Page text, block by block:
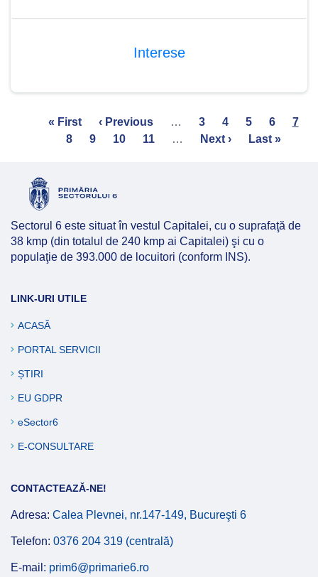
Interese
Pagination
First
page
« First
Previous
page
‹ Previous … Page
3 Page
4 Page
5 Page
6
7
Page
8 Page
9 Page
10 Page
11 …
Next
Next ›
Last
Last »
Sectorul 6 este situat în vestul Capitalei, cu o suprafaţă de
38 kmp (din totalul de 240 kmp ai Capitalei) şi cu o
populaţie de 393.000 de locuitori (conform INS).
LINK-URI UTILE
ACASĂ
PORTAL SERVICII
ȘTIRI
EU GDPR
eSector6
E-CONSULTARE
CONTACTEAZĂ-NE!
Adresa: Calea Plevnei, nr.147-149, Bucureşti 6
Telefon: 0376 204 319 (centrală)
E-mail: prim6@primarie6.ro